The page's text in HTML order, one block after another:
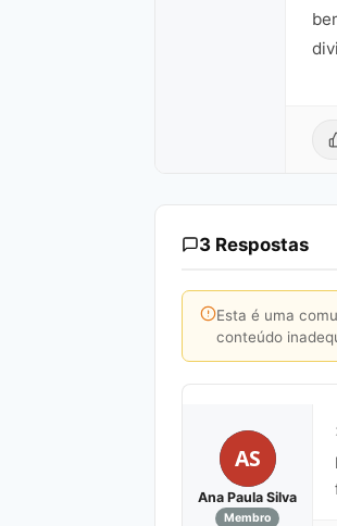
3 Respostas
Esta é uma
conteúdo
AS
Ana Paula Silva
Membro